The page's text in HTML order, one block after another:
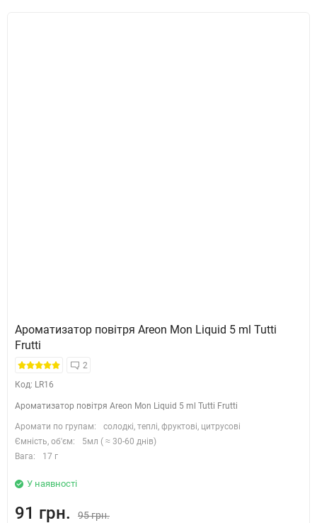
Ароматизатор повітря Areon Mon Liquid 5 ml Tutti
Frutti
2
Код: LR16
Ароматизатор повітря Areon Mon Liquid 5 ml Tutti Frutti
Аромати по групам:
солодкі, теплі, фруктові, цитрусові
Ємність, об'єм:
5мл ( ≈ 30-60 днів)
Вага:
17 г
У наявності
91 грн. 95 грн.